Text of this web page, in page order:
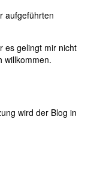
aufgeführten
es gelingt mir nicht
willkommen.
wird der Blog in